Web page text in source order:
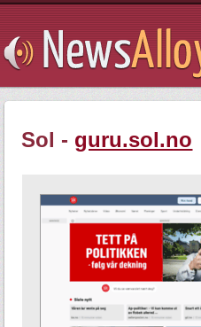
Sol - guru.sol.no